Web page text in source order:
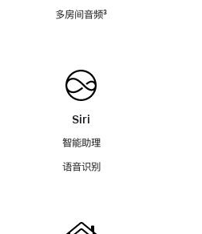
多房间音频脚
³
Siri
智能助理
语音识别